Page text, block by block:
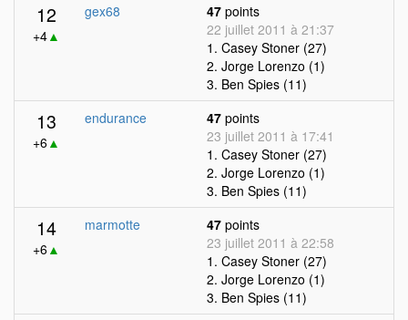
12
+4▲
gex68 47 points
22 juillet 2011 à 21:37
1. Casey Stoner (27)
2. Jorge Lorenzo (1)
3. Ben Spies (11)
13
+6▲
endurance 47 points
23 juillet 2011 à 17:41
1. Casey Stoner (27)
2. Jorge Lorenzo (1)
3. Ben Spies (11)
14
+6▲
marmotte 47 points
23 juillet 2011 à 22:58
1. Casey Stoner (27)
2. Jorge Lorenzo (1)
3. Ben Spies (11)